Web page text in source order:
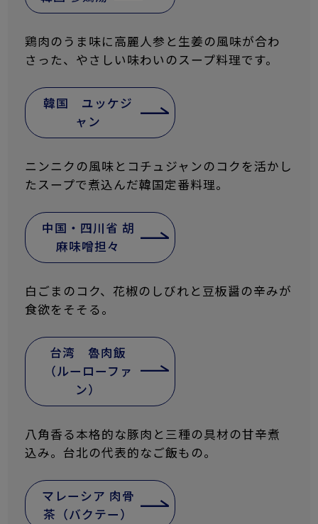
鶏肉のうま味に高麗人参と生姜の風味が合わ
さった、やさしい味わいのスープ料理です。
韓国 ユッケジ
ャン
ニンニクの風味とコチュジャンのコクを活かし
たスープで煮込んだ韓国定番料理。
中国・四川省 胡
麻味噌担々
白ごまのコク、花椒のしびれと豆板醤の辛みが
食欲をそそる。
台湾 魯肉飯
（ルーローファ
ン）
八角香る本格的な豚肉と三種の具材の甘辛煮
込み。台北の代表的なご飯もの。
マレーシア 肉骨
茶（バクテー）